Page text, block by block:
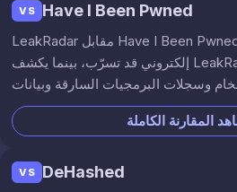
VS Have I Been Pwned
LeakRadar مقابل Have I Been Pwned: يخبرك HIBP إن كان بريد
إلكتروني قد تسرّب، بينما يكشف LeakRadar بيانات الاعتماد الفعلية
وسجلات البرمجيات السارقة وبيانات
الويب المظلم.
المقارنة الكاملة
VS DeHashed